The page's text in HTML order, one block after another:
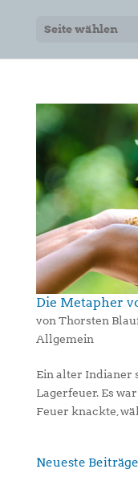
Seite wählen
Die Metapher
vonThorsten
Allgemein
Ein alter Indianer
Lagerfeuer. Es
Feuer knackte,
Neueste Beiträge